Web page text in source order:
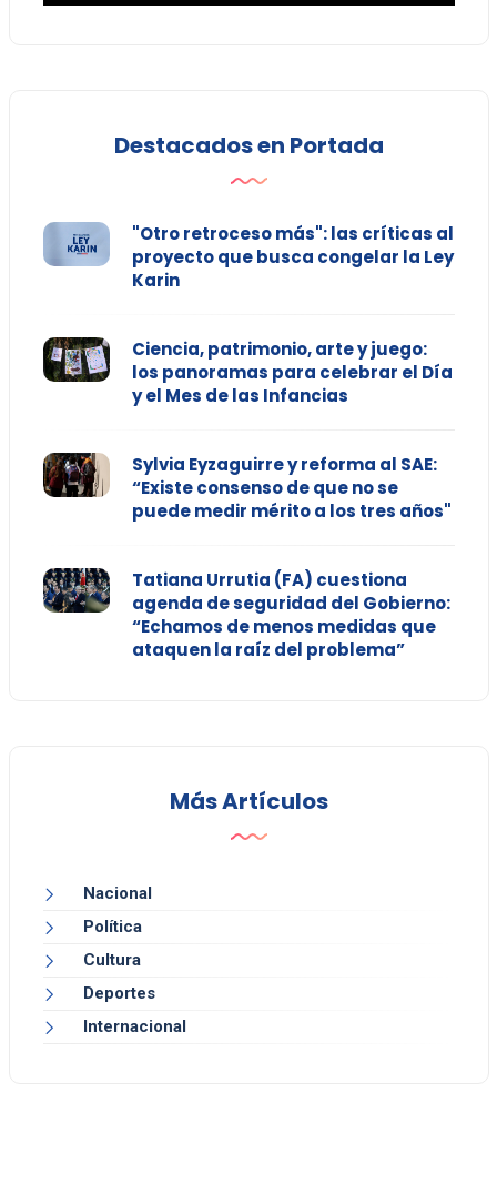
Destacados en Portada
"Otro retroceso más": las críticas al
proyecto que busca congelar la Ley
Karin
Ciencia, patrimonio, arte y juego:
los panoramas para celebrar el Día
y el Mes de las Infancias
Sylvia Eyzaguirre y reforma al SAE:
“Existe consenso de que no se
puede medir mérito a los tres años"
Tatiana Urrutia (FA) cuestiona
agenda de seguridad del Gobierno:
“Echamos de menos medidas que
ataquen la raíz del problema”
Más Artículos
Nacional
Política
Cultura
Deportes
Internacional